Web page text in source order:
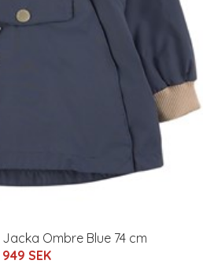
Jacka Ombre Blue 74 cm
949 SEK